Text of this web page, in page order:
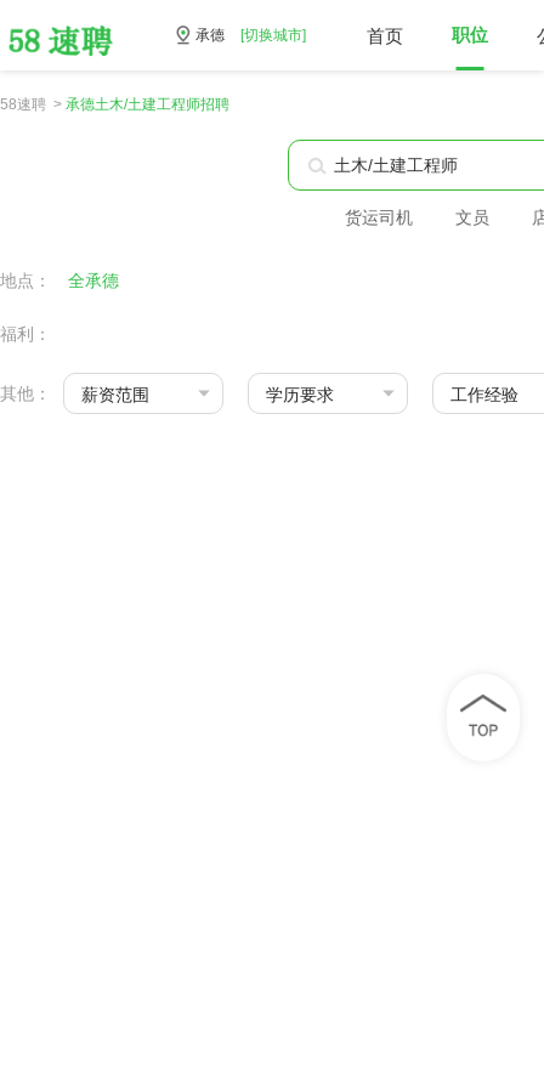
承德 [切换城市] 首页 职位
58速聘 > 承德土木/土建工程师招聘
货运司机 文员
地点： 全承德
福利：
其他： 薪资范围 学历要求 工作经验